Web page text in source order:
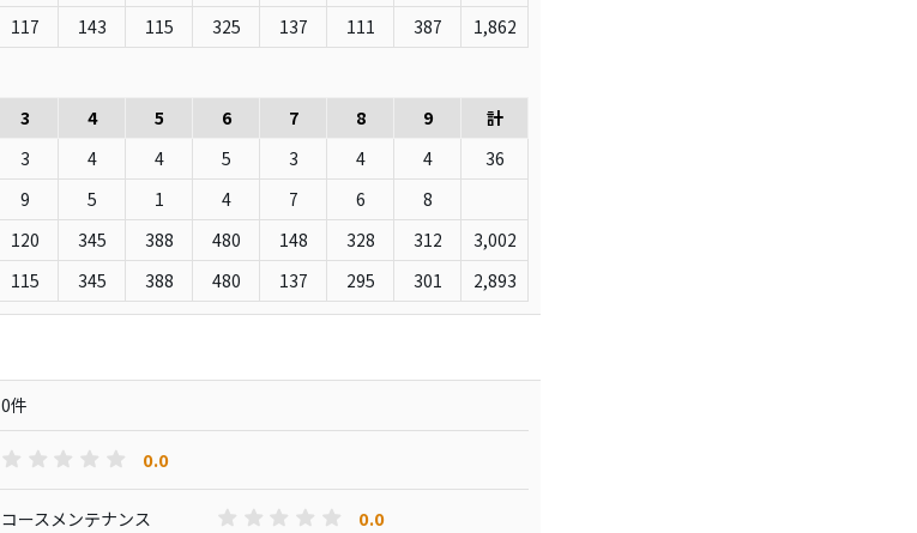
117 143 115 325 137 111 387 1,862
3 4 5 6 7 8 9 計
3 4 4 5 3 4 4 36
9 5 1 4 7 6 8
120 345 388 480 148 328 312 3,002
115 345 388 480 137 295 301 2,893
0件
0.0
コースメンテナンス 0.0